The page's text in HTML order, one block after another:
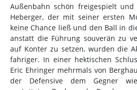
Außenbahn schön freigespielt
Heberger, der mit seiner ersten
keine Chance ließ und den Ball in
anstatt die Führung souverän zu
auf Konter zu setzen, wurden die
fahriger. In einer hektischen
Eric Ehringer mehrmals von
der Defensive dem Gegner